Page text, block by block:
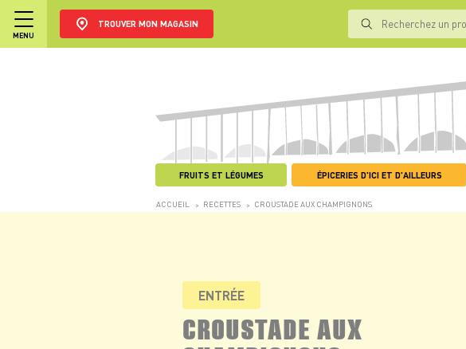
MENU
TROUVER MON MAGASIN
FRUITS ET LÉGUMES ÉPICERIES D'ICI ET D'AILLEURS
ACCUEIL > RECETTES > CROUSTADE AUX CHAMPIGNONS
ENTRÉE
CROUSTADE AUX